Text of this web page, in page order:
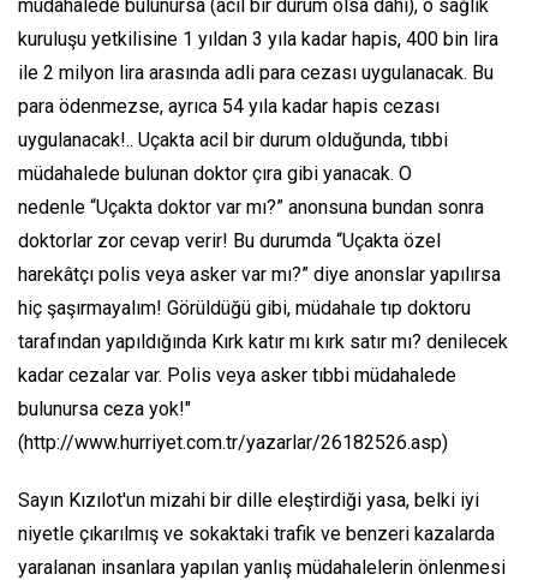
müdahalede bulunursa (acil bir durum olsa dahi), o sağlık
kuruluşu yetkilisine 1 yıldan 3 yıla kadar hapis, 400 bin lira
ile 2 milyon lira arasında adli para cezası uygulanacak. Bu
para ödenmezse, ayrıca 54 yıla kadar hapis cezası
uygulanacak!.. Uçakta acil bir durum olduğunda, tıbbi
müdahalede bulunan doktor çıra gibi yanacak. O
nedenle “Uçakta doktor var mı?” anonsuna bundan sonra
doktorlar zor cevap verir! Bu durumda “Uçakta özel
harekâtçı polis veya asker var mı?” diye anonslar yapılırsa
hiç şaşırmayalım! Görüldüğü gibi, müdahale tıp doktoru
tarafından yapıldığında Kırk katır mı kırk satır mı? denilecek
kadar cezalar var. Polis veya asker tıbbi müdahalede
bulunursa ceza yok!"
(http://www.hurriyet.com.tr/yazarlar/26182526.asp)
Sayın Kızılot'un mizahi bir dille eleştirdiği yasa, belki iyi
niyetle çıkarılmış ve sokaktaki trafik ve benzeri kazalarda
yaralanan insanlara yapılan yanlış müdahalelerin önlenmesi